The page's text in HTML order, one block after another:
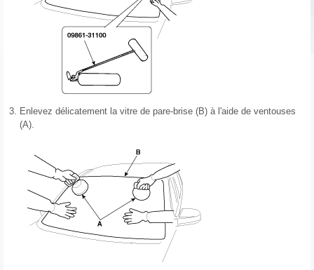
3. Enlevez délicatement la vitre de pare-brise (B) à l'aide de ventouses
(A).